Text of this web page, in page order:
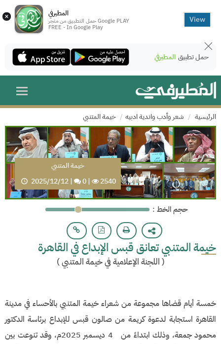
× المطيرفي
حمل التطبيق من متجر Google PLAY
FREE - In Google Play
View
حمل تطبيق المطيرفي
الرئيسية شعر وأدب واندية ادبيه خيمة المتنبي
خيمة المتنبي
2025/12/12| 0| 2540
: حجم الخط
خيمة المتنبي تعانق قبس الإبداع في القاهرة
( اللجنة الإعلامية في خيمة المتنبي)
خمسة أيام قضاها مجموعة من شعراء خيمة المتنبي بالأحساء في مدينة
القاهرة استجابة لدعوة كريمة من صالون قبس للإبداع برئاسة الدكتور
محمود جمعة، وذلك ابتداءً من 4 ديسمبر 2025م، وقد تنوعت بين